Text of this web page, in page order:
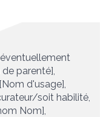
parenté],
d'usage],
soit habilité,
Nom],